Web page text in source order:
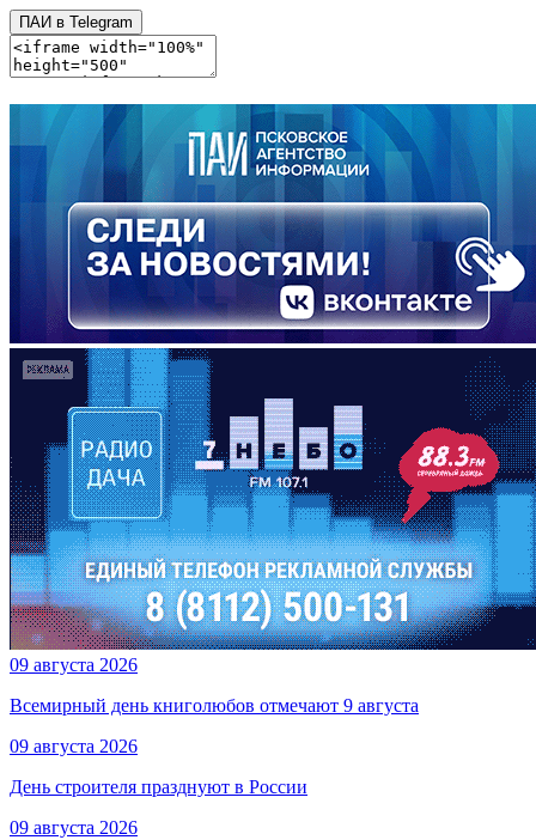
ПАИ в Telegram
09 августа 2026
Всемирный день книголюбов отмечают 9 августа
09 августа 2026
День строителя празднуют в России
09 августа 2026